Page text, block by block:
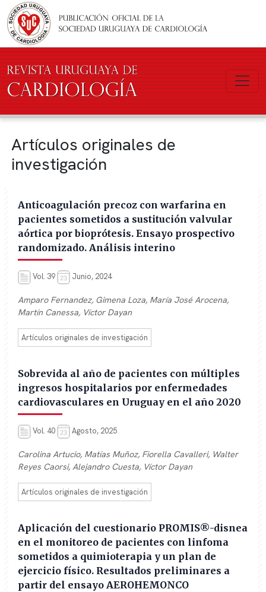
Pasar al contenido principal
Artículos originales de
investigación
Anticoagulación precoz con warfarina en
pacientes sometidos a sustitución valvular
aórtica por bioprótesis. Ensayo prospectivo
randomizado. Análisis interino
Vol. 39 Junio, 2024
Amparo Fernandez, Gimena Loza, María José Arocena,
Martín Canessa, Víctor Dayan
Artículos originales de investigación
Sobrevida al año de pacientes con múltiples
ingresos hospitalarios por enfermedades
cardiovasculares en Uruguay en el año 2020
Vol. 40 Agosto, 2025
Carolina Artucio, Matías Muñoz, Fiorella Cavalleri, Walter
Reyes Caorsi, Alejandro Cuesta, Víctor Dayan
Artículos originales de investigación
Aplicación del cuestionario PROMIS®-disnea
en el monitoreo de pacientes con linfoma
sometidos a quimioterapia y un plan de
ejercicio físico. Resultados preliminares a
partir del ensayo AEROHEMONCO